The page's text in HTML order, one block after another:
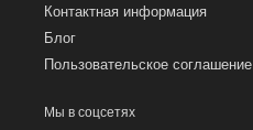
Контактная информация
Блог
Пользовательское соглашение
Мы в соцсетях